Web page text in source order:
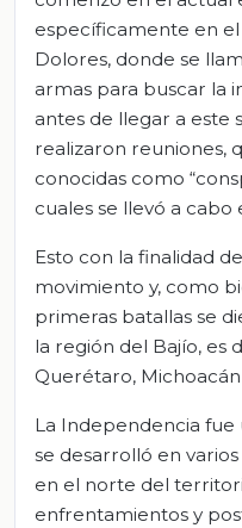
específicamente en
Dolores, donde se
armas para buscar la
antes de llegar a este
realizaron reuniones,
conocidas como
cuales se llevó a cabo
Esto con la finalidad
movimiento y, como
primeras batallas se
la región del Bajío, es
Querétaro, Michoacán
La Independencia
se desarrolló en
en el norte del
enfrentamientos y